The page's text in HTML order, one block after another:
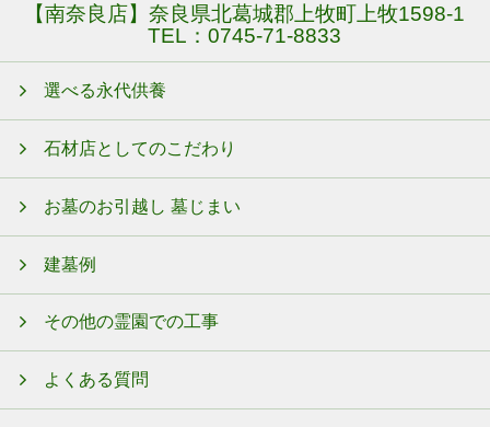
【南奈良店】奈良県北葛城郡上牧町上牧1598-1
TEL：0745-71-8833
選べる永代供養
石材店としてのこだわり
お墓のお引越し 墓じまい
建墓例
その他の霊園での工事
よくある質問